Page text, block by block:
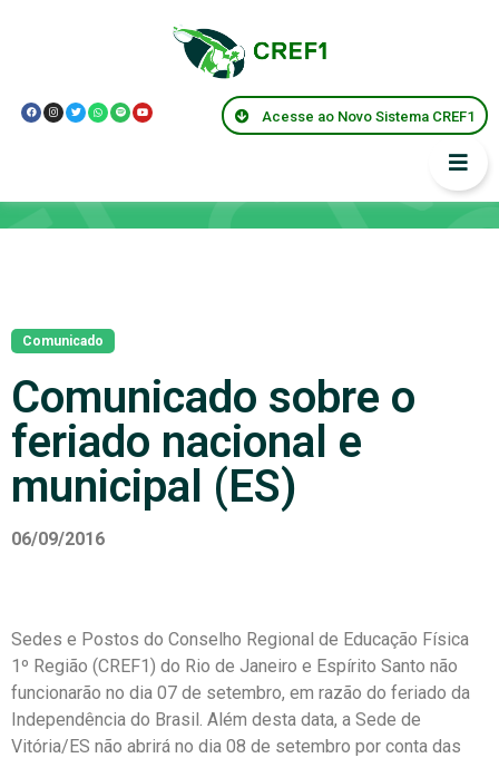
Acesse ao Novo Sistema CREF1
Comunicado
Comunicado sobre o
feriado nacional e
municipal (ES)
06/09/2016
Sedes e Postos do Conselho Regional de Educação Física
1º Região (CREF1) do Rio de Janeiro e Espírito Santo não
funcionarão no dia 07 de setembro, em razão do feriado da
Independência do Brasil. Além desta data, a Sede de
Vitória/ES não abrirá no dia 08 de setembro por conta das